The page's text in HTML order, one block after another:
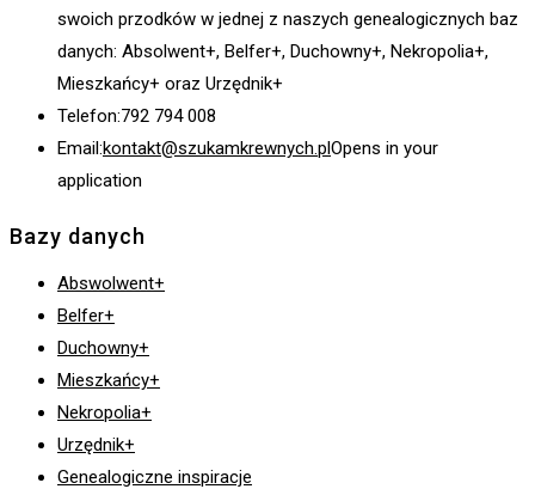
swoich przodków w jednej z naszych genealogicznych baz
danych: Absolwent+, Belfer+, Duchowny+, Nekropolia+,
Mieszkańcy+ oraz Urzędnik+
Telefon:792 794 008
Email:kontakt@szukamkrewnych.plOpens in your
application
Bazy danych
Abswolwent+
Belfer+
Duchowny+
Mieszkańcy+
Nekropolia+
Urzędnik+
Genealogiczne inspiracje